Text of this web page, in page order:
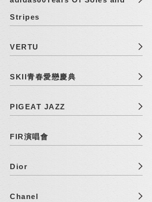
Stripes
VERTU
SKII青春愛戀慶典
PIGEAT JAZZ
FIR演唱會
Dior
Chanel